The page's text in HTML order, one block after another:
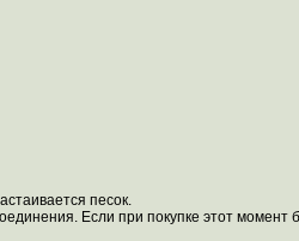
песок.
Если при покупке этот момент